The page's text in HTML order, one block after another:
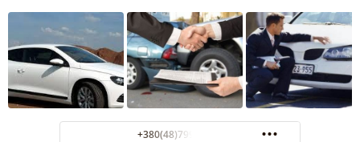
+380(48)799-05-45